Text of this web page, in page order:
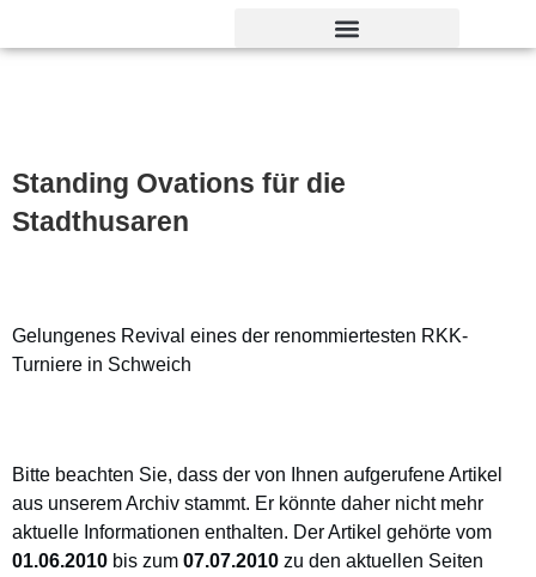
Standing Ovations für die
Stadthusaren
Gelungenes Revival eines der renommiertesten RKK-
Turniere in Schweich
Bitte beachten Sie, dass der von Ihnen aufgerufene Artikel
aus unserem Archiv stammt. Er könnte daher nicht mehr
aktuelle Informationen enthalten. Der Artikel gehörte vom
01.06.2010 bis zum 07.07.2010 zu den aktuellen Seiten